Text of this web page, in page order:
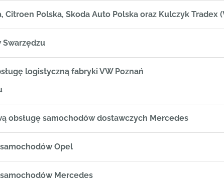
Polska, Skoda Auto Polska oraz Kulczyk Tradex
Swarzędzu
logistyczną fabryki VW Poznań
obsługę samochodów dostawczych Mercedes
Opel
Mercedes